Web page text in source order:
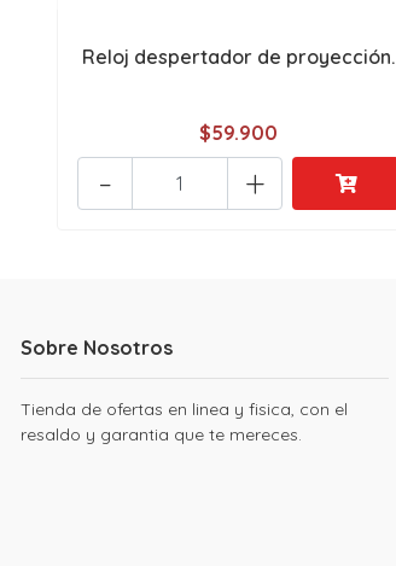
Reloj despertador de proyección.
$59.900
+
-
Sobre Nosotros
Tienda de ofertas en linea y fisica, con el
resaldo y garantia que te mereces.